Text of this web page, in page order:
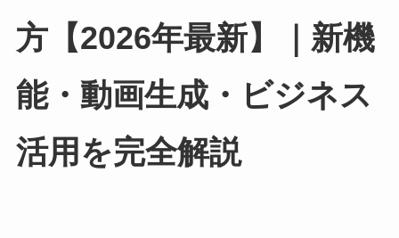
方【2026年最新】｜新機
能・動画生成・ビジネス
活用を完全解説